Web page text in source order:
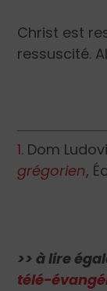
Christ est
ressuscité.
1. Dom
grégorien,
>> à lire
télé-